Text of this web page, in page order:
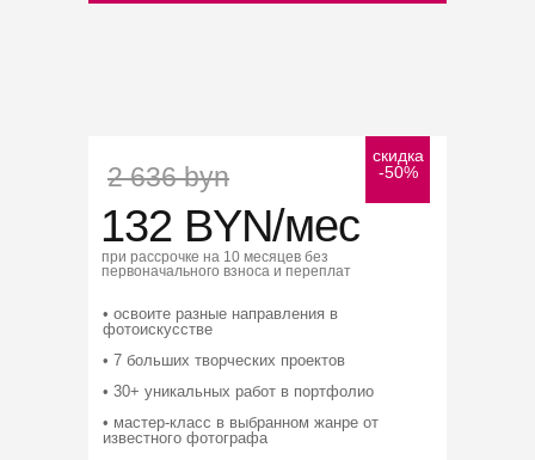
стоимость
онлайн-курса
при рассрочке на 10 месяцев без
первоначального взноса и переплат
скидка
-50%
132 BYN/мес
2 636 byn
• освоите разные направления в
фотоискусстве
• 7 больших творческих проектов
• 30+ уникальных работ в портфолио
• мастер-класс в выбранном жанре от
известного фотографа